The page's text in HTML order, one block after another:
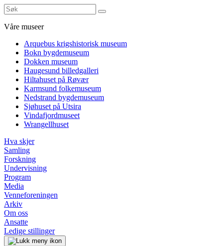
Våre museer
Arquebus krigshistorisk museum
Bokn bygdemuseum
Dokken museum
Haugesund billedgalleri
Hiltahuset på Røvær
Karmsund folkemuseum
Nedstrand bygdemuseum
Sjøhuset på Utsira
Vindafjordmuseet
Wrangellhuset
Hva skjer
Samling
Forskning
Undervisning
Program
Media
Venneforeningen
Arkiv
Om oss
Ansatte
Ledige stillinger